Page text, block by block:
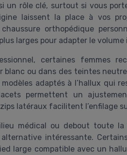
un rôle clé, surtout si vous
laissent la place à vos
orthopédique
larges pour adapter le volume
certaines femmes
blanc ou dans des teintes
adaptés à l’hallux qui
permettent un
latéraux facilitent l’enfilage
médical ou debout toute la
intéressante.
large compatible avec un